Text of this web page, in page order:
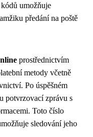
umožňuje
předání na poště
prostřednictvím
metody včetně
Po úspěšném
potvrzovací zprávu s
Toto číslo
sledování jeho